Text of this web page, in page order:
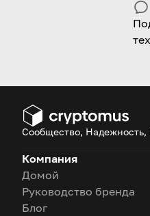
Сообщество,
Компания
Домой
Руководство бренда
Блог